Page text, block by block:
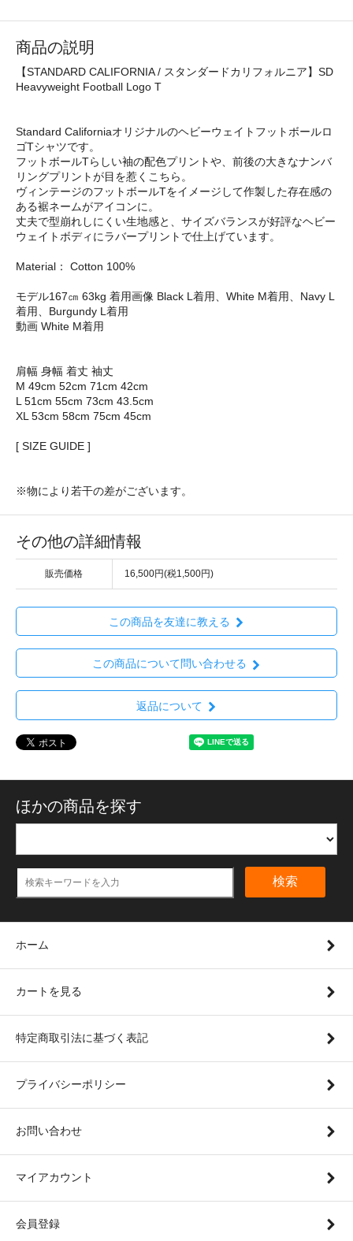
商品の説明
【STANDARD CALIFORNIA / スタンダードカリフォルニア】SD
Heavyweight Football Logo T
Standard Californiaオリジナルのヘビーウェイトフットボールロ
ゴTシャツです。
フットボールTらしい袖の配色プリントや、前後の大きなナンバ
リングプリントが目を惹くこちら。
ヴィンテージのフットボールTをイメージして作製した存在感の
ある裾ネームがアイコンに。
丈夫で型崩れしにくい生地感と、サイズバランスが好評なヘビー
ウェイトボディにラバープリントで仕上げています。
Material： Cotton 100%
モデル167㎝ 63kg 着用画像 Black L着用、White M着用、Navy L
着用、Burgundy L着用
動画 White M着用
肩幅 身幅 着丈 袖丈
M 49cm 52cm 71cm 42cm
L 51cm 55cm 73cm 43.5cm
XL 53cm 58cm 75cm 45cm
[ SIZE GUIDE ]
※物により若干の差がございます。
その他の詳細情報
販売価格 16,500円(税1,500円)
この商品を友達に教える
この商品について問い合わせる
返品について
ほかの商品を探す
検索
ホーム
カートを見る
特定商取引法に基づく表記
プライバシーポリシー
お問い合わせ
マイアカウント
会員登録